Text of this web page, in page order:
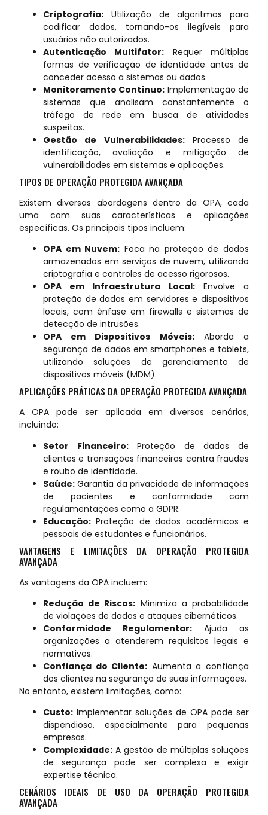
Criptografia: Utilização de algoritmos para
codificar dados, tornando-os ilegíveis para
usuários não autorizados.
Autenticação Multifator: Requer múltiplas
formas de verificação de identidade antes de
conceder acesso a sistemas ou dados.
Monitoramento Contínuo: Implementação de
sistemas que analisam constantemente o
tráfego de rede em busca de atividades
suspeitas.
Gestão de Vulnerabilidades:Processo de
identificação, avaliação e mitigação de
vulnerabilidades em sistemas e aplicações.
TIPOS DE OPERAÇÃO PROTEGIDA AVANÇADA
Existem diversas abordagens dentro da OPA, cada
uma com suas características e aplicações
específicas. Os principais tipos incluem:
OPA em Nuvem: Foca na proteção de dados
armazenados em serviços de nuvem, utilizando
criptografia e controles de acesso rigorosos.
OPA em Infraestrutura Local:Envolve a
proteção de dados em servidores e dispositivos
locais, com ênfase em firewalls e sistemas de
detecção de intrusões.
OPA em Dispositivos Móveis:Aborda a
segurança de dados em smartphones e tablets,
utilizando soluções de gerenciamento de
dispositivos móveis (MDM).
APLICAÇÕES PRÁTICAS DA OPERAÇÃO PROTEGIDA AVANÇADA
A OPA pode ser aplicada em diversos cenários,
incluindo:
Setor Financeiro:Proteção de dados de
clientes e transações financeiras contra fraudes
e roubo de identidade.
Saúde: Garantia da privacidade de informações
de pacientes e conformidade com
regulamentações como a GDPR.
Educação: Proteção de dados acadêmicos e
pessoais de estudantes e funcionários.
VANTAGENS E LIMITAÇÕES DA OPERAÇÃO PROTEGIDA
AVANÇADA
As vantagens da OPA incluem:
Redução de Riscos: Minimiza a probabilidade
de violações de dados e ataques cibernéticos.
Conformidade Regulamentar: Ajuda as
organizações a atenderem requisitos legais e
normativos.
Confiança do Cliente: Aumenta a confiança
dos clientes na segurança de suas informações.
No entanto, existem limitações, como:
Custo: Implementar soluções de OPA pode ser
dispendioso, especialmente para pequenas
empresas.
Complexidade: A gestão de múltiplas soluções
de segurança pode ser complexa e exigir
expertise técnica.
CENÁRIOS IDEAIS DE USO DA OPERAÇÃO PROTEGIDA
AVANÇADA